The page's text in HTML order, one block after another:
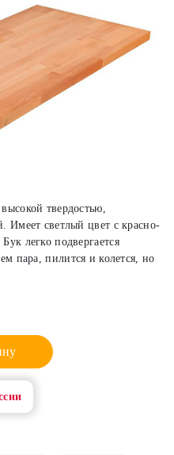
твердостью,
Имеет светлый цвет с красно-
легко подвергается
пара, пилится и колется, но